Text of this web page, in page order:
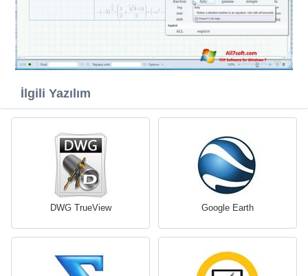
İlgili Yazılım
DWG TrueView Google Earth